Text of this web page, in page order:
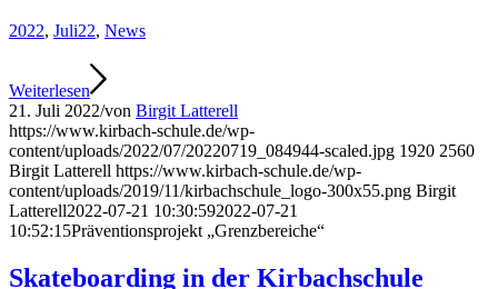
2022, Juli22, News
Weiterlesen
21. Juli 2022/von Birgit Latterell
https://www.kirbach-schule.de/wp-
content/uploads/2022/07/20220719_084944-scaled.jpg 1920 2560
Birgit Latterell https://www.kirbach-schule.de/wp-
content/uploads/2019/11/kirbachschule_logo-300x55.png Birgit
Latterell2022-07-21 10:30:592022-07-21
10:52:15Präventionsprojekt „Grenzbereiche“
Skateboarding in der Kirbachschule